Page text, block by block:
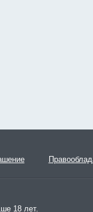
18 лет.